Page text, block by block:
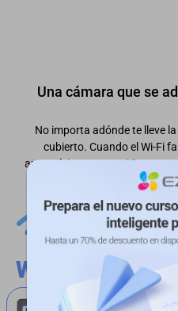
Una cámara que se
No importa adónde te lleve
cubierto. Cuando el Wi-Fi
automáticamente a 4G, para
alertas en